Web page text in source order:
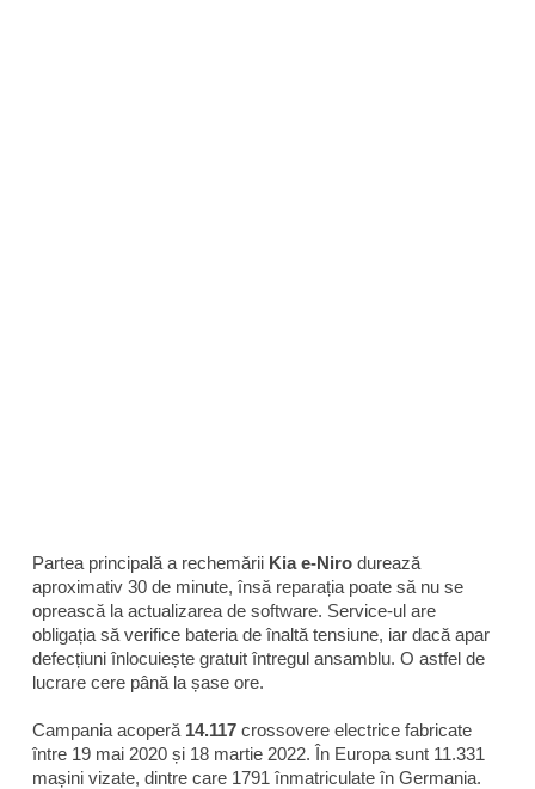
Partea principală a rechemării Kia e-Niro durează
aproximativ 30 de minute, însă reparația poate să nu se
oprească la actualizarea de software. Service-ul are
obligația să verifice bateria de înaltă tensiune, iar dacă apar
defecțiuni înlocuiește gratuit întregul ansamblu. O astfel de
lucrare cere până la șase ore.
Campania acoperă 14.117 crossovere electrice fabricate
între 19 mai 2020 și 18 martie 2022. În Europa sunt 11.331
mașini vizate, dintre care 1791 înmatriculate în Germania.